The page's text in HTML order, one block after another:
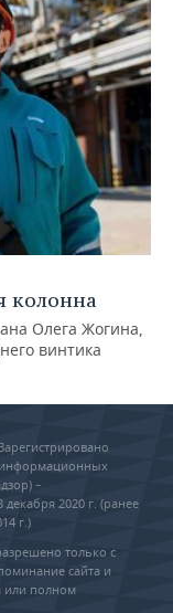
колонна
Олега Жогина,
винтика
информационных
–
2020 г. (ранее
г.)
только с
сайта и
или полном